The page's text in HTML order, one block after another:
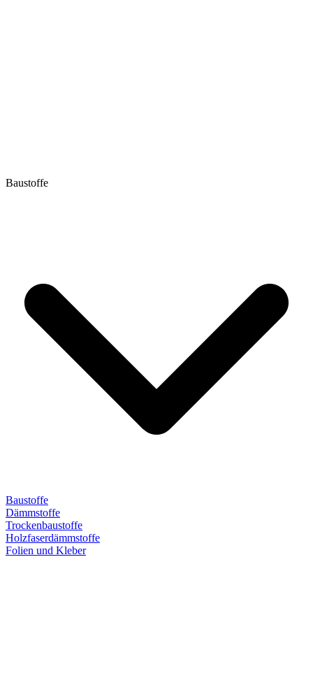
Baustoffe
Baustoffe
Dämmstoffe
Trockenbaustoffe
Holzfaserdämmstoffe
Folien und Kleber